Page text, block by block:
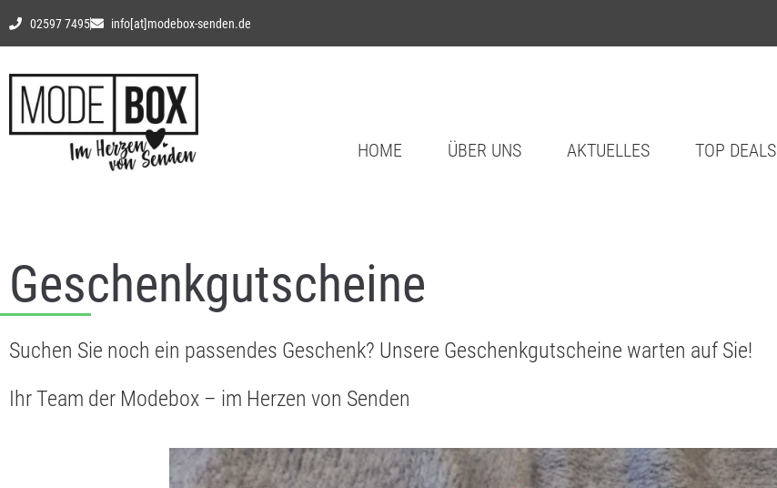
02597 7495 info[at]modebox-senden.de
HOME ÜBER UNS AKTUELLES TOP DEALS
Geschenkgutscheine
Suchen Sie noch ein passendes Geschenk? Unsere Geschenkgutscheine warten auf Sie!
Ihr Team der Modebox – im Herzen von Senden